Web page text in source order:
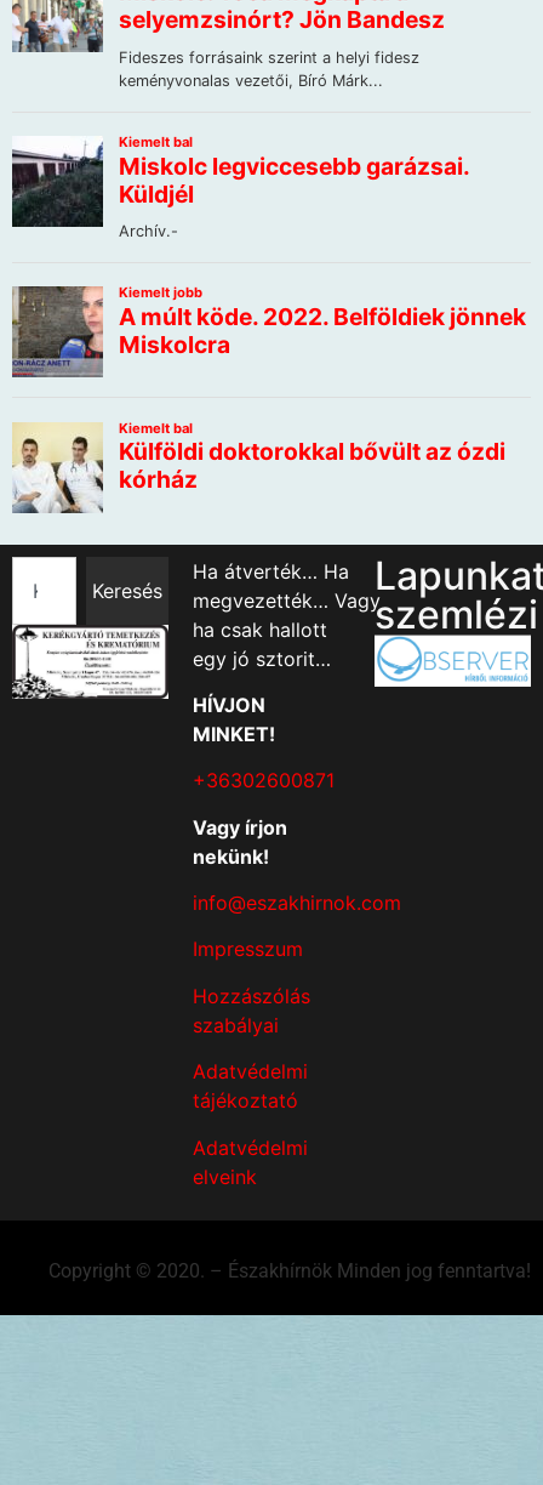
Keresés
Ha átverték… Ha
megvezették… Vagy
ha csak hallott
egy jó sztorit…
HÍVJON
MINKET!
+36302600871
Vagy írjon
nekünk!
info@eszakhirnok.com
Impresszum
Hozzászólás
szabályai
Adatvédelmi
tájékoztató
Adatvédelmi
elveink
szemlézi
Copyright © 2020. – Északhírnök Minden jog fenntartva!